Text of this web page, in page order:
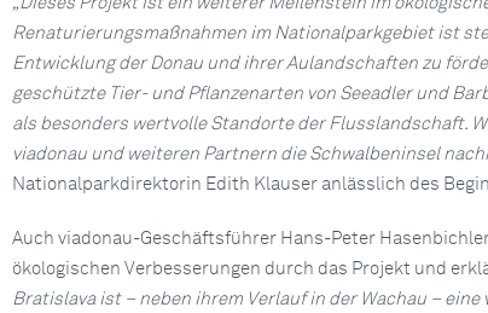
Renaturierungsmaßnahmen im Nationalparkgebiet ist
Entwicklung der Donau und ihrer Aulandschaften zu
geschützte Tier- und Pflanzenarten von Seeadler und
als besonders wertvolle Standorte der Flusslandschaft.
viadonau und weiteren Partnern die Schwalbeninsel
Nationalparkdirektorin Edith Klauser anlässlich des
Auch viadonau-Geschäftsführer Hans-Peter
ökologischen Verbesserungen durch das Projekt und
Bratislava ist – neben ihrem Verlauf in der Wachau –